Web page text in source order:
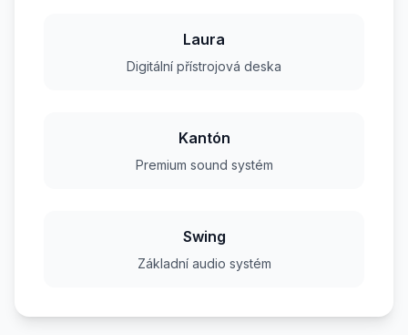
Laura
Digitální přístrojová deska
Kantón
Premium sound systém
Swing
Základní audio systém